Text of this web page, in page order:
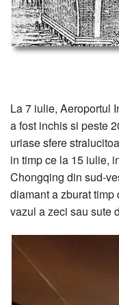
La 7 iulie, Aeroportul
a fost inchis si peste
uriase sfere
in timp ce la 15 iulie,
Chongqing din sud-
diamant a zburat
vazul a zeci sau sute